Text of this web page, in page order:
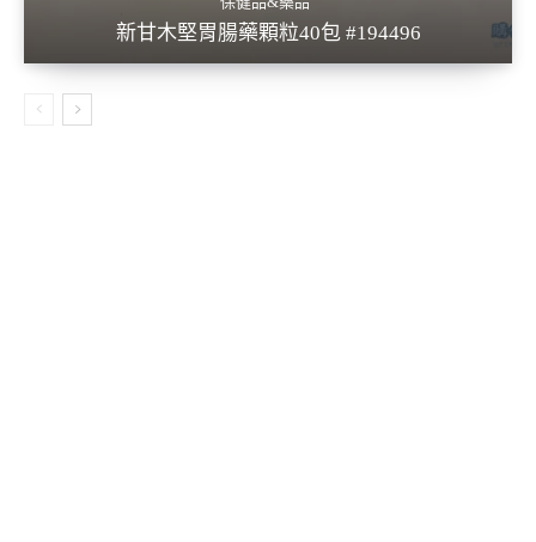
新甘木堅胃腸藥顆粒40包 #194496